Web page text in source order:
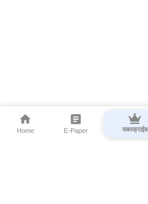
Home E-Paper सबस्क्राईब